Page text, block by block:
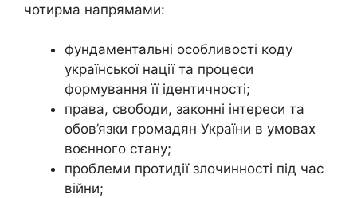
чотирма напрямами:
фундаментальні особливості коду
української нації та процеси
формування її ідентичності;
права, свободи, законні інтереси та
обов’язки громадян України в умовах
воєнного стану;
проблеми протидії злочинності під час
війни;